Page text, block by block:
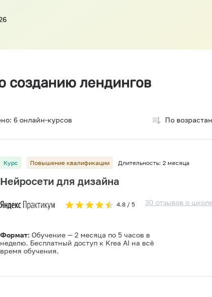
лендингов
6 онлайн-курсов По
Курс Повышение квалификации Длительность: 2 месяца
Нейросети для дизайна
4.8 / 5 30 отзывов о
Формат: Обучение — 2 месяца по 5 часов в
неделю. Бесплатный доступ к Krea AI на всё
время обучения.